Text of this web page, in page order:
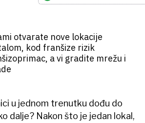
otvarate nove lokacije
kod franšize rizik
a vi gradite mrežu i
u jednom trenutku dođu do
dalje? Nakon što je jedan lokal,